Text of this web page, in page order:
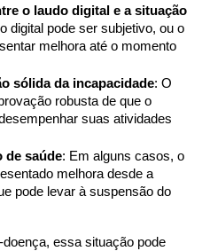
o laudo digital e a situação
digital pode ser subjetivo, ou o
melhora até o momento
sólida da incapacidade: O
robusta de que o
suas atividades
de saúde: Em alguns casos, o
melhora desde a
pode levar à suspensão do
essa situação pode